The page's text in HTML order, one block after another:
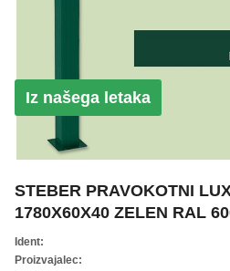
ŠIROKA POTROŠNJA
ŽIVKO POMETA - OUTLET
Iz našega letaka
STEBER PRAVOKOTNI
1780X60X40 ZELEN RAL
Ident:
Proizvajalec: